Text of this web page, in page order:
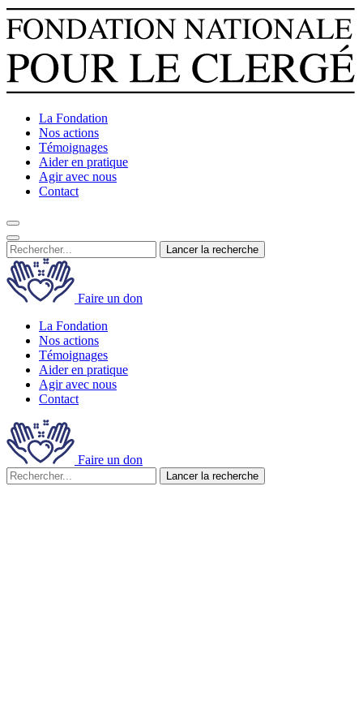
La Fondation
Nos actions
Témoignages
Aider en pratique
Agir avec nous
Contact
Lancer la recherche
Faire un don
La Fondation
Nos actions
Témoignages
Aider en pratique
Agir avec nous
Contact
Faire un don
Lancer la recherche